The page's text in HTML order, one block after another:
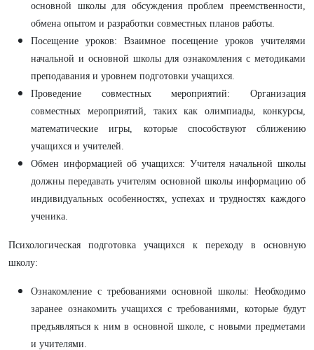
основной школы для обсуждения проблем преемственности,
обмена опытом и разработки совместных планов работы.
Посещение уроков: Взаимное посещение уроков учителями
начальной и основной школы для ознакомления с методиками
преподавания и уровнем подготовки учащихся.
Проведение совместных мероприятий: Организация
совместных мероприятий, таких как олимпиады, конкурсы,
математические игры, которые способствуют сближению
учащихся и учителей.
Обмен информацией об учащихся: Учителя начальной школы
должны передавать учителям основной школы информацию об
индивидуальных особенностях, успехах и трудностях каждого
ученика.
Психологическая подготовка учащихся к переходу в основную
школу:
Ознакомление с требованиями основной школы: Необходимо
заранее ознакомить учащихся с требованиями, которые будут
предъявляться к ним в основной школе, с новыми предметами
и учителями.